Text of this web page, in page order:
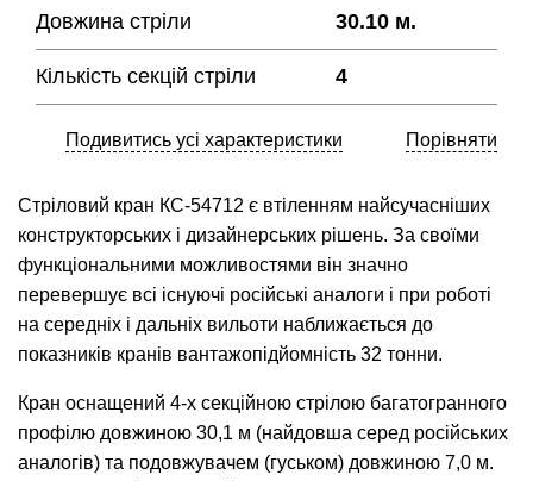
Довжина стріли 30.10 м.
Кількість секцій стріли 4
Подивитись усі характеристики Порівняти
Стріловий кран КС-54712 є втіленням найсучасніших
конструкторських і дизайнерських рішень. За своїми
функціональними можливостями він значно
перевершує всі існуючі російські аналоги і при роботі
на середніх і дальніх вильоти наближається до
показників кранів вантажопідйомність 32 тонни.
Кран оснащений 4-х секційною стрілою багатогранного
профілю довжиною 30,1 м (найдовша серед російських
аналогів) та подовжувачем (гуськом) довжиною 7,0 м.